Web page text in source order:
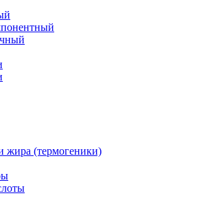
жира (термогеники)